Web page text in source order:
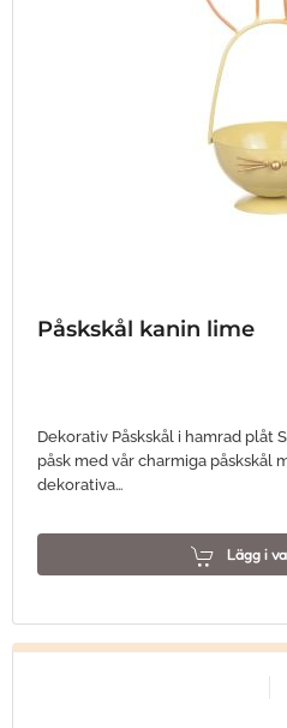
Påskskål kanin lime
Dekorativ Påskskål i hamrad plåt
påsk med vår charmiga påskskål
dekorativa…
Lägg i